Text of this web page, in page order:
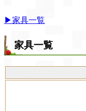
▶家具一覧
家具一覧